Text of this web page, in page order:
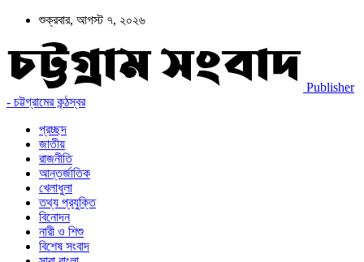
শুক্রবার, আগস্ট ৭, ২০২৬
Publisher
- চট্টগ্রামের কন্ঠস্বর
প্রচ্ছদ
জাতীয়
রাজনীতি
আন্তর্জাতিক
খেলাধুলা
তথ্য প্রযুক্তি
বিনোদন
নারী ও শিশু
বিশেষ সংবাদ